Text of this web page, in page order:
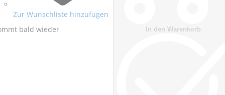
Zur Wunschliste hinzufügen
bald wieder
In den Warenkorb